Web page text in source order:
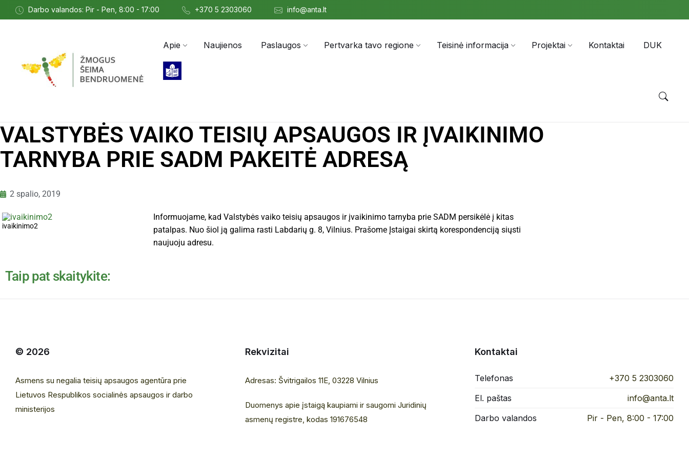
Darbo valandos: Pir - Pen, 8:00 - 17:00 +370 5 2303060 info@anta.lt
Apie Naujienos Paslaugos Pertvarka tavo regione Teisinė informacija Projektai Kontaktai DUK
VALSTYBĖS VAIKO TEISIŲ APSAUGOS IR ĮVAIKINIMO
TARNYBA PRIE SADM PAKEITĖ ADRESĄ
2 spalio, 2019
ivaikinimo2
Informuojame, kad Valstybės vaiko teisių apsaugos ir įvaikinimo tarnyba prie SADM persikėlė į kitas
patalpas. Nuo šiol ją galima rasti Labdarių g. 8, Vilnius. Prašome Įstaigai skirtą korespondenciją siųsti
naujuoju adresu.
Taip pat skaitykite:
© 2026
Asmens su negalia teisių apsaugos agentūra prie
Lietuvos Respublikos socialinės apsaugos ir darbo
ministerijos
Rekvizitai
Adresas: Švitrigailos 11E, 03228 Vilnius
Duomenys apie įstaigą kaupiami ir saugomi Juridinių
asmenų registre, kodas 191676548
Kontaktai
Telefonas
+370 5 2303060
El. paštas
info@anta.lt
Darbo valandos
Pir - Pen, 8:00 - 17:00